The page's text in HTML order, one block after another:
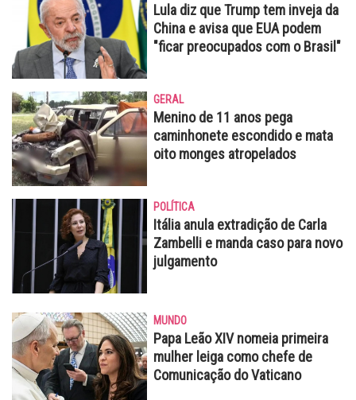
Lula diz que Trump tem inveja da
China e avisa que EUA podem
"ficar preocupados com o Brasil"
GERAL
Menino de 11 anos pega
caminhonete escondido e mata
oito monges atropelados
POLÍTICA
Itália anula extradição de Carla
Zambelli e manda caso para novo
julgamento
MUNDO
Papa Leão XIV nomeia primeira
mulher leiga como chefe de
Comunicação do Vaticano